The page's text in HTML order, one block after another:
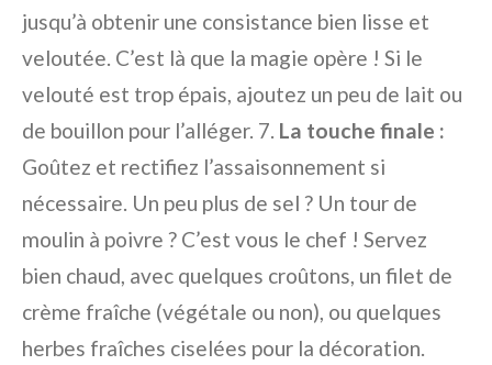
jusqu’à obtenir une consistance bien lisse et
veloutée. C’est là que la magie opère ! Si le
velouté est trop épais, ajoutez un peu de lait ou
de bouillon pour l’alléger. 7. La touche finale :
Goûtez et rectifiez l’assaisonnement si
nécessaire. Un peu plus de sel ? Un tour de
moulin à poivre ? C’est vous le chef ! Servez
bien chaud, avec quelques croûtons, un filet de
crème fraîche (végétale ou non), ou quelques
herbes fraîches ciselées pour la décoration.